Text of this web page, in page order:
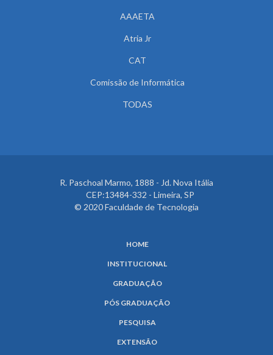
AAAETA
Atria Jr
CAT
Comissão de Informática
TODAS
R. Paschoal Marmo, 1888 - Jd. Nova Itália
CEP:13484-332 - Limeira, SP
© 2020 Faculdade de Tecnologia
HOME
INSTITUCIONAL
GRADUAÇÃO
PÓS GRADUAÇÃO
PESQUISA
EXTENSÃO